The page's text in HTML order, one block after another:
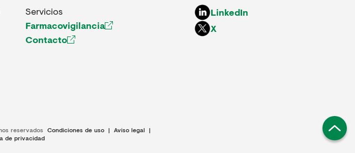
Servicios
Farmacovigilancia
Contacto
LinkedIn
X
reservados Condiciones de uso | Aviso legal |
de privacidad